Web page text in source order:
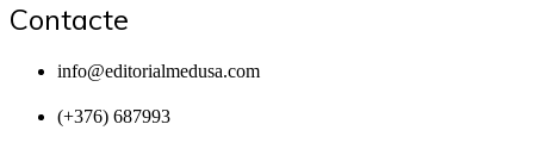
Contacte
info@editorialmedusa.com
(+376) 687993